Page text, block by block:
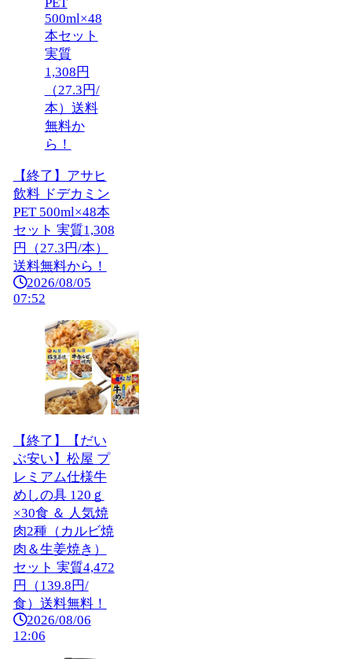
【終了】アサヒ
飲料 ドデカミン
PET 500ml×48本
セット 実質1,308
円（27.3円/本）
送料無料から！
2026/08/05
07:52
【終了】【だい
ぶ安い】松屋 プ
レミアム仕様牛
めしの具 120ｇ
×30食 ＆ 人気焼
肉2種（カルビ焼
肉＆生姜焼き）
セット 実質4,472
円（139.8円/
食）送料無料！
2026/08/06
12:06